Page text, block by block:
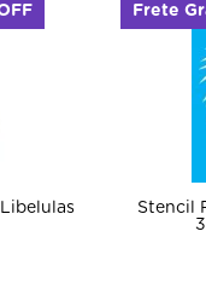
de Palmeira
Opa
15,61